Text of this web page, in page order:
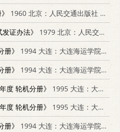
1960 北京：人民交通出版社 15044·5233
证办法》
1979 北京：人民交通出版社 6044.4025
》
1994 大连：大连海运学院出版社 7563206957
》
1994 大连：大连海运学院出版社 7563206965
度 轮机分册》
1995 大连：大连海事大学出版社 756320864X
度 轮机分册》
1995 大连：大连海事大学出版社 756320864X
》
1994 大连：大连海运学院出版社 7563206868